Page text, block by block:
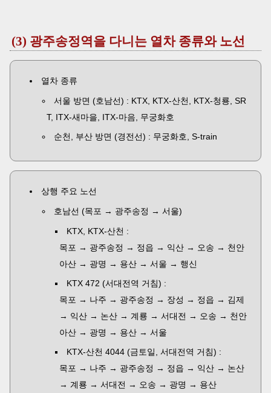
(3) 광주송정역을 다니는 열차 종류와 노선
열차 종류
서울 방면 (호남선) : KTX, KTX-산천, KTX-청룡, SR
T, ITX-새마을, ITX-마음, 무궁화호
순천, 부산 방면 (경전선) : 무궁화호, S-train
상행 주요 노선
호남선 (목포 → 광주송정 → 서울)
KTX, KTX-산천 :
목포 → 광주송정 → 정읍 → 익산 → 오송 → 천안
아산 → 광명 → 용산 → 서울 → 행신
KTX 472 (서대전역 거침) :
목포 → 나주 → 광주송정 → 장성 → 정읍 → 김제
→ 익산 → 논산 → 계룡 → 서대전 → 오송 → 천안
아산 → 광명 → 용산 → 서울
KTX-산천 4044 (금토일, 서대전역 거침) :
목포 → 나주 → 광주송정 → 정읍 → 익산 → 논산
→ 계룡 → 서대전 → 오송 → 광명 → 용산